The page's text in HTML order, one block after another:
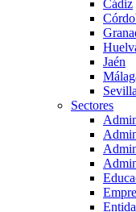
Cádiz
Jaén
Sevilla
Sectores